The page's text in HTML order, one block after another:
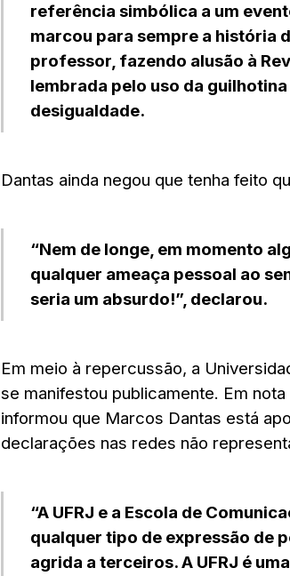
referência simbólica a um
marcou para sempre a história
professor, fazendo alusão à
lembrada pelo uso da
desigualdade.
Dantas ainda negou que tenha feito
“Nem de longe, em momento
qualquer ameaça pessoal ao
seria um absurdo!”, declarou.
Em meio à repercussão, a
se manifestou publicamente. Em
informou que Marcos Dantas está
declarações nas redes não
“A UFRJ e a Escola de
qualquer tipo de expressão de
agrida a terceiros. A UFRJ é